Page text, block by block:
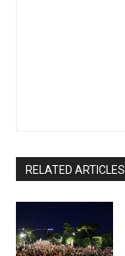
RELATED ARTICLES